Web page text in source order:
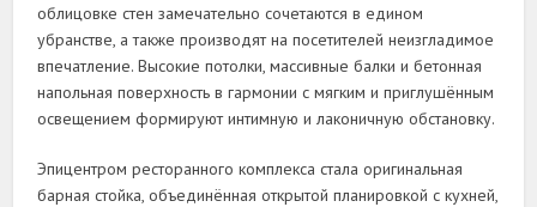
облицовке стен замечательно сочетаются в едином
убранстве, а также производят на посетителей неизгладимое
впечатление. Высокие потолки, массивные балки и бетонная
напольная поверхность в гармонии с мягким и приглушённым
освещением формируют интимную и лаконичную обстановку.
Эпицентром ресторанного комплекса стала оригинальная
барная стойка, объединённая открытой планировкой с кухней,